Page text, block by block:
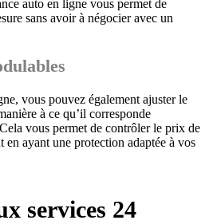
auto en ligne vous permet de
sans avoir à négocier avec un
vous pouvez également ajuster le
à ce qu’il corresponde
vous permet de contrôler le prix de
en ayant une protection adaptée à vos
services 24